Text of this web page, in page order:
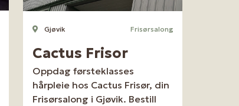
Gjøvik Frisørsalong
Cactus Frisor
Oppdag førsteklasses
hårpleie hos Cactus Frisør, din
Frisørsalong i Gjøvik. Bestill